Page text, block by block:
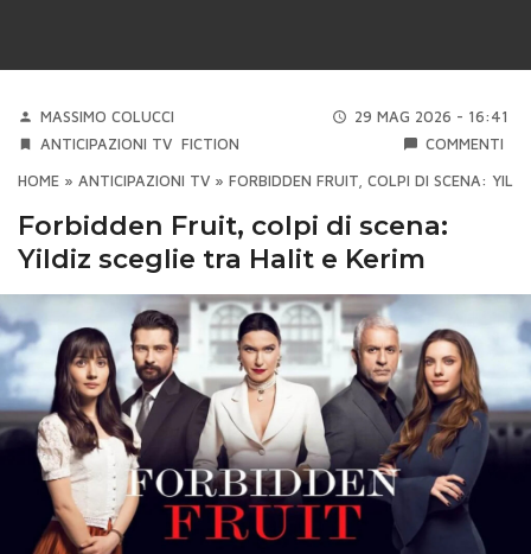
MASSIMO COLUCCI
29 MAG 2026 - 16:41
ANTICIPAZIONI TV FICTION COMMENTI
HOME » ANTICIPAZIONI TV » FORBIDDEN FRUIT, COLPI DI SCENA:
Forbidden Fruit, colpi di scena:
Yildiz sceglie tra Halit e Kerim